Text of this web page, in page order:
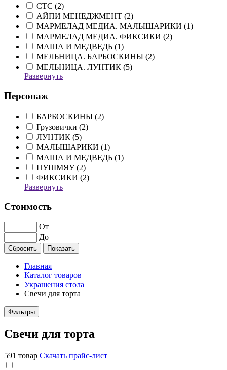
CTC (2)
АЙПИ МЕНЕДЖМЕНТ (2)
МАРМЕЛАД МЕДИА. МАЛЫШАРИКИ (1)
МАРМЕЛАД МЕДИА. ФИКСИКИ (2)
МАША И МЕДВЕДЬ (1)
МЕЛЬНИЦА. БАРБОСКИНЫ (2)
МЕЛЬНИЦА. ЛУНТИК (5)
Развернуть
Персонаж
БАРБОСКИНЫ (2)
Грузовички (2)
ЛУНТИК (5)
МАЛЫШАРИКИ (1)
МАША И МЕДВЕДЬ (1)
ПУШМЯУ (2)
ФИКСИКИ (2)
Развернуть
Стоимость
От
До
Главная
Каталог товаров
Украшения стола
Свечи для торта
Фильтры
Свечи для торта
591 товар Скачать прайс-лист